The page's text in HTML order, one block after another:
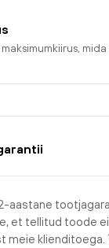
aastane
et tellitud toode
meie